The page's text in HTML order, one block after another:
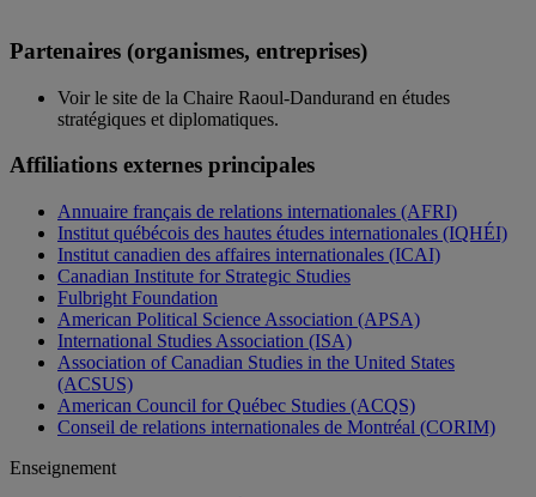
Partenaires (organismes, entreprises)
Voir le site de la Chaire Raoul-Dandurand en études
stratégiques et diplomatiques.
Affiliations externes principales
Annuaire français de relations internationales (AFRI)
Institut québécois des hautes études internationales (IQHÉI)
Institut canadien des affaires internationales (ICAI)
Canadian Institute for Strategic Studies
Fulbright Foundation
American Political Science Association (APSA)
International Studies Association (ISA)
Association of Canadian Studies in the United States
(ACSUS)
American Council for Québec Studies (ACQS)
Conseil de relations internationales de Montréal (CORIM)
Enseignement